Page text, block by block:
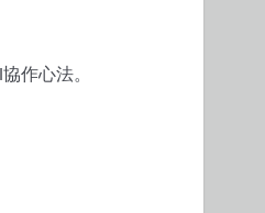
協作心法。